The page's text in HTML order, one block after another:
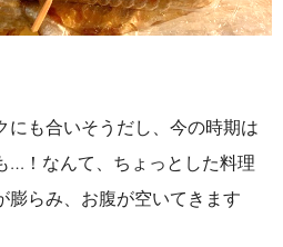
にも合いそうだし、今の時期は
…！なんて、ちょっとした料理
膨らみ、お腹が空いてきます